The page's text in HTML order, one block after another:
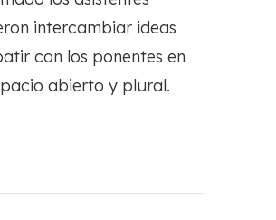
intercambiar ideas
con los ponentes en
abierto y plural.